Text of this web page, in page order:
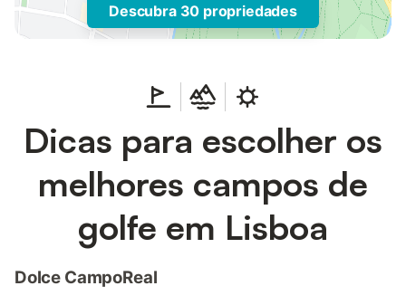
Descubra 30 propriedades
Dicas para escolher os
melhores campos de
golfe em Lisboa
Dolce CampoReal